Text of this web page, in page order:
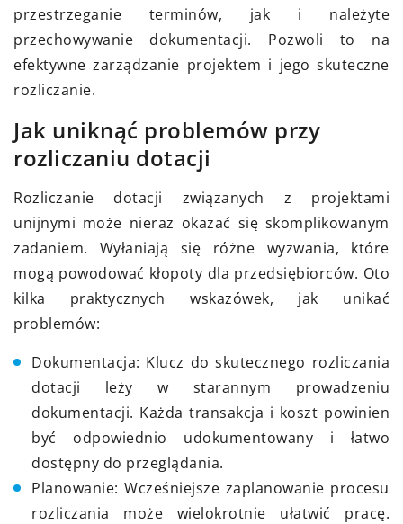
przestrzeganie terminów, jak i należyte
przechowywanie dokumentacji. Pozwoli to na
efektywne zarządzanie projektem i jego skuteczne
rozliczanie.
Jak uniknąć problemów przy
rozliczaniu dotacji
Rozliczanie dotacji związanych z projektami
unijnymi może nieraz okazać się skomplikowanym
zadaniem. Wyłaniają się różne wyzwania, które
mogą powodować kłopoty dla przedsiębiorców. Oto
kilka praktycznych wskazówek, jak unikać
problemów:
Dokumentacja: Klucz do skutecznego rozliczania
dotacji leży w starannym prowadzeniu
dokumentacji. Każda transakcja i koszt powinien
być odpowiednio udokumentowany i łatwo
dostępny do przeglądania.
Planowanie: Wcześniejsze zaplanowanie procesu
rozliczania może wielokrotnie ułatwić pracę.